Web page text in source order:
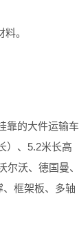
。
靠的大件运输车
）、5.2米长高
沃、德国曼、
框架板、多轴